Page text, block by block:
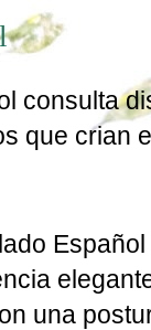
consulta
que crian
una